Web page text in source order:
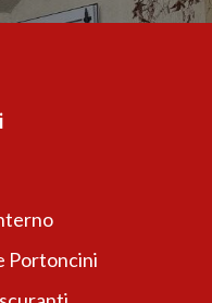
Portoncini